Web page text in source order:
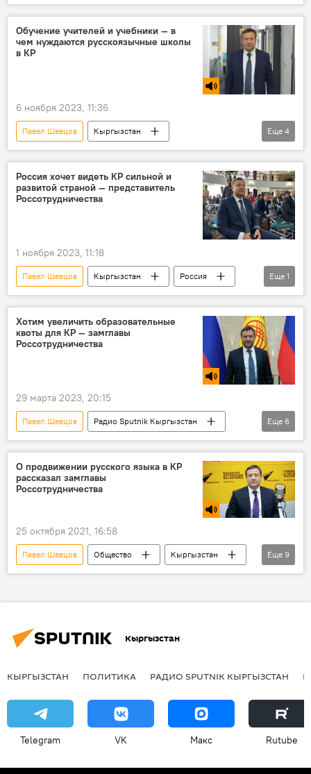
образование
Россия
Кыргызстан
видео
Обучение учителей и учебники — в
чем нуждаются русскоязычные школы
в КР
6 ноября 2023, 11:36
Павел Шевцов
Кыргызстан
Радио Sputnik Кыргызстан
школа
Россотрудничество
Еще 4
Россия хочет видеть КР сильной и
развитой страной — представитель
Россотрудничества
1 ноября 2023, 11:18
Павел Шевцов Кыргызстан
Россия
развитие
Еще 1
Хотим увеличить образовательные
квоты для КР — замглавы
Россотрудничества
29 марта 2023, 20:15
Павел Шевцов
Радио Sputnik Кыргызстан
Россотрудничество
Россия
квоты
вузы
Еще 6
О продвижении русского языка в КР
рассказал замглавы
Россотрудничества
25 октября 2021, 16:58
Павел Шевцов Общество
Кыргызстан
Радио Sputnik Кыргызстан
русский язык
Культура
Россотрудничество
Еще 9
Кыргызстан
КЫРГЫЗСТАН ПОЛИТИКА РАДИО SPUTNIK КЫРГЫЗСТАН
Telegram VK Макс Rutube